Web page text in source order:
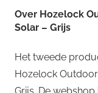
Over Hozelock
Solar – Grijs
Het tweede
Hozelock